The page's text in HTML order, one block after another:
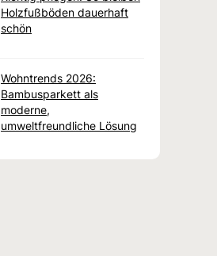
Holzfußböden dauerhaft
schön
Wohntrends 2026:
Bambusparkett als
moderne,
umweltfreundliche Lösung